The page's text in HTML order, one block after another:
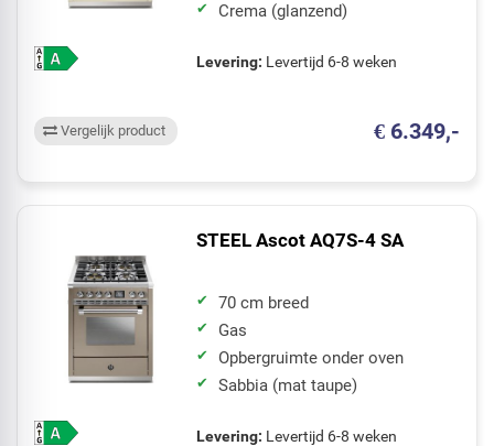
Crema (glanzend)
Levering: Levertijd 6-8 weken
€ 6.349,-
Vergelijk product
STEEL Ascot AQ7S-4 SA
70 cm breed
Gas
Opbergruimte onder oven
Sabbia (mat taupe)
Levering: Levertijd 6-8 weken